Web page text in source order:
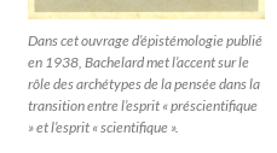
Dans cet ouvrage d’épistémologie publié
en 1938, Bachelard met l’accent sur le
rôle des archétypes de la pensée dans la
transition entre l’esprit « préscientifique
» et l’esprit « scientifique ».